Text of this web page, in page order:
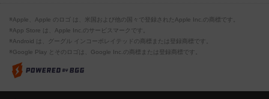
※Apple、Apple のロゴ は、米国および他の国々で登録されたApple Inc.の商標です。
※App Store は、Apple Inc.のサービスマークです。
※Android は、グーグル インコーポレイテッドの商標または登録商標です。
※Google Play とそのロゴは、Google Inc.の商標または登録商標です。